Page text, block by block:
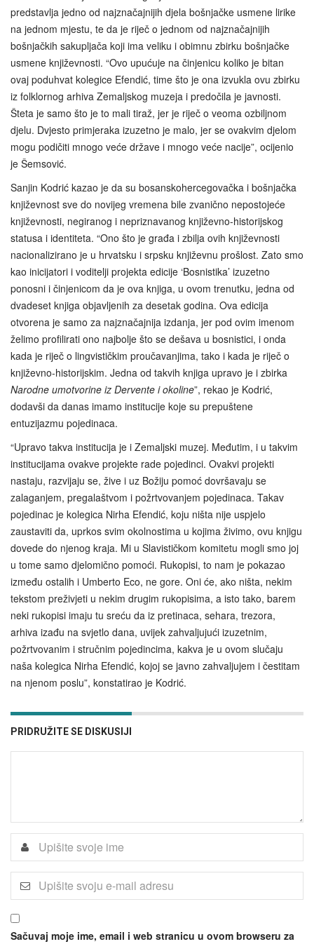
predstavlja jedno od najznačajnijih djela bošnjačke usmene lirike
na jednom mjestu, te da je riječ o jednom od najznačajnijih
bošnjačkih sakupljača koji ima veliku i obimnu zbirku bošnjačke
usmene književnosti. “Ovo upućuje na činjenicu koliko je bitan
ovaj poduhvat kolegice Efendić, time što je ona izvukla ovu zbirku
iz folklornog arhiva Zemaljskog muzeja i predočila je javnosti.
Šteta je samo što je to mali tiraž, jer je riječ o veoma ozbiljnom
djelu. Dvjesto primjeraka izuzetno je malo, jer se ovakvim djelom
mogu podičiti mnogo veće države i mnogo veće nacije”, ocijenio
je Šemsović.
Sanjin Kodrić kazao je da su bosanskohercegovačka i bošnjačka
književnost sve do novijeg vremena bile zvanično nepostojeće
književnosti, negiranog i nepriznavanog književno-historijskog
statusa i identiteta. “Ono što je građa i zbilja ovih književnosti
nacionalizirano je u hrvatsku i srpsku književnu prošlost. Zato smo
kao inicijatori i voditelji projekta edicije ‘Bosnistika’ izuzetno
ponosni i činjenicom da je ova knjiga, u ovom trenutku, jedna od
dvadeset knjiga objavljenih za desetak godina. Ova edicija
otvorena je samo za najznačajnija izdanja, jer pod ovim imenom
želimo profilirati ono najbolje što se dešava u bosnistici, i onda
kada je riječ o lingvističkim proučavanjima, tako i kada je riječ o
književno-historijskim. Jedna od takvih knjiga upravo je i zbirka
Narodne umotvorine iz Dervente i okoline”, rekao je Kodrić,
dodavši da danas imamo institucije koje su prepuštene
entuzijazmu pojedinaca.
“Upravo takva institucija je i Zemaljski muzej. Međutim, i u takvim
institucijama ovakve projekte rade pojedinci. Ovakvi projekti
nastaju, razvijaju se, žive i uz Božiju pomoć dovršavaju se
zalaganjem, pregalaštvom i požrtvovanjem pojedinaca. Takav
pojedinac je kolegica Nirha Efendić, koju ništa nije uspjelo
zaustaviti da, uprkos svim okolnostima u kojima živimo, ovu knjigu
dovede do njenog kraja. Mi u Slavističkom komitetu mogli smo joj
u tome samo djelomično pomoći. Rukopisi, to nam je pokazao
između ostalih i Umberto Eco, ne gore. Oni će, ako ništa, nekim
tekstom preživjeti u nekim drugim rukopisima, a isto tako, barem
neki rukopisi imaju tu sreću da iz pretinaca, sehara, trezora,
arhiva izađu na svjetlo dana, uvijek zahvaljujući izuzetnim,
požrtvovanim i stručnim pojedincima, kakva je u ovom slučaju
naša kolegica Nirha Efendić, kojoj se javno zahvaljujem i čestitam
na njenom poslu”, konstatirao je Kodrić.
PRIDRUŽITE SE DISKUSIJI
Sačuvaj moje ime, email i web stranicu u ovom browseru za